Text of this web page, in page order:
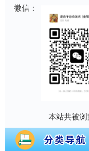
微信：
本站共被